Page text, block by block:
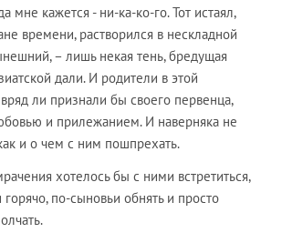
мне кажется - ни-ка-ко-го. Тот истаял,
времени, растворился в нескладной
– лишь некая тень, бредущая
дали. И родители в этой
ли признали бы своего первенца,
и прилежанием. И наверняка не
и о чем с ним пошпрехать.
хотелось бы с ними встретиться,
по-сыновьи обнять и просто